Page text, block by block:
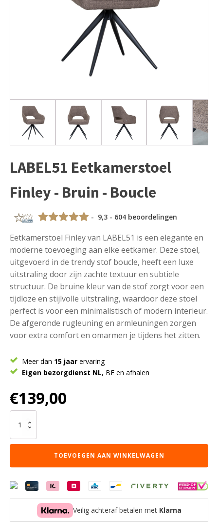
LABEL51 Eetkamerstoel
Finley - Bruin - Boucle
- 9,3 - 604 beoordelingen
Eetkamerstoel Finley van LABEL51 is een elegante en
moderne toevoeging aan elke eetkamer. Deze stoel,
uitgevoerd in de trendy stof boucle, heeft een luxe
uitstraling door zijn zachte textuur en subtiele
structuur. De bruine kleur van de stof zorgt voor een
tijdloze en stijlvolle uitstraling, waardoor deze stoel
perfect is voor een minimalistisch of modern interieur.
De afgeronde rugleuning en armleuningen zorgen
voor extra comfort en omarmen je tijdens het zitten.
Meer dan 15 jaar ervaring
Eigen bezorgdienst NL, BE en afhalen
€139,00
Eetkamerstoel
Finley
-
-
aantal
TOEVOEGEN AAN WINKELWAGEN
Veilig achteraf betalen met Klarna